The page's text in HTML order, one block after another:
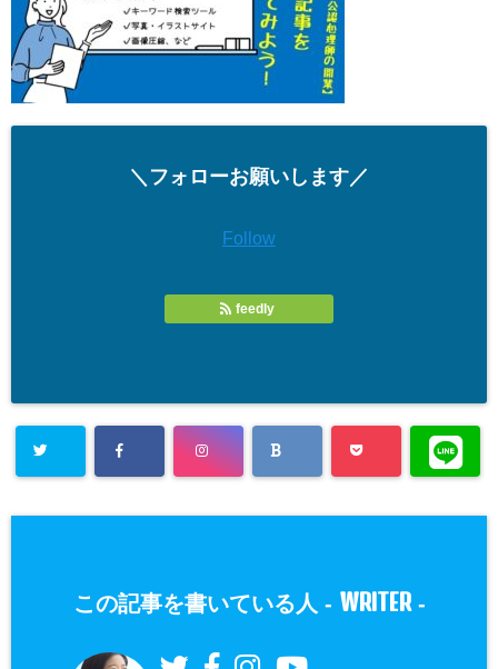
＼フォローお願いします／
Follow
feedly
この記事を書いている人 - WRITER-